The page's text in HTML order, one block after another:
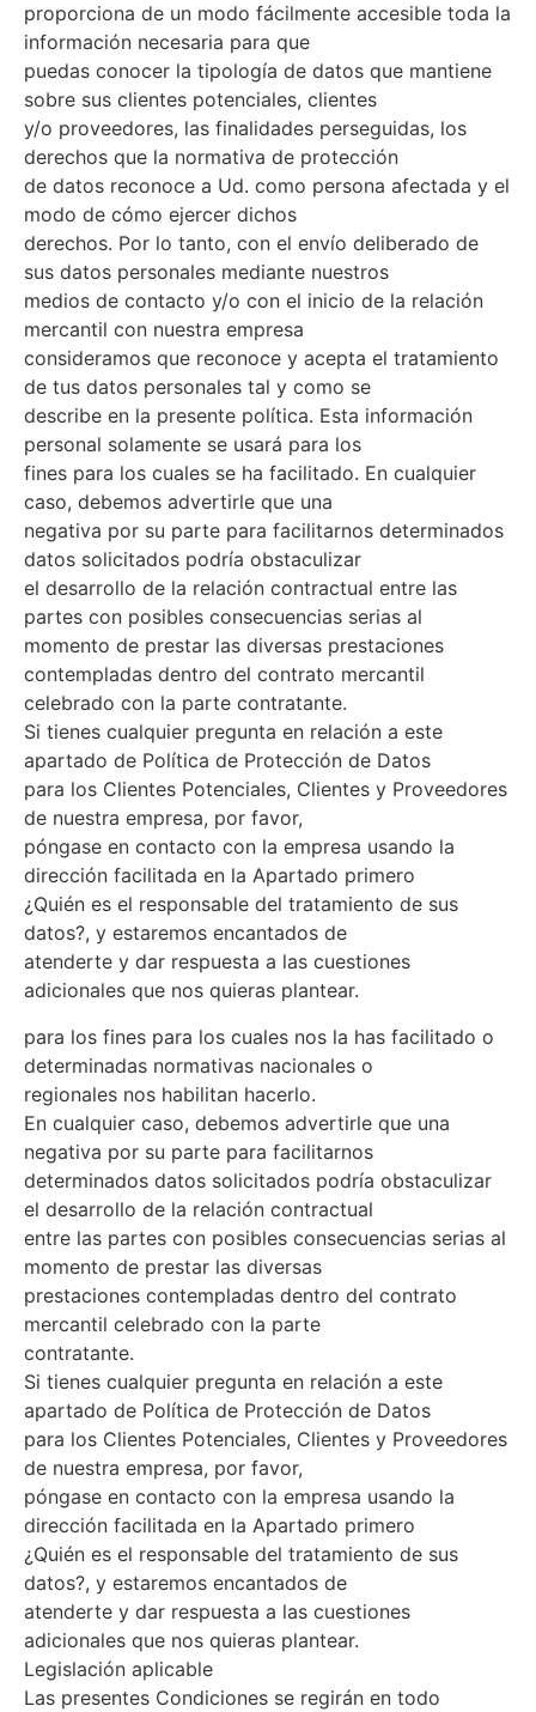
proporciona de un modo fácilmente accesible toda la
información necesaria para que
puedas conocer la tipología de datos que mantiene
sobre sus clientes potenciales, clientes
y/o proveedores, las finalidades perseguidas, los
derechos que la normativa de protección
de datos reconoce a Ud. como persona afectada y el
modo de cómo ejercer dichos
derechos. Por lo tanto, con el envío deliberado de
sus datos personales mediante nuestros
medios de contacto y/o con el inicio de la relación
mercantil con nuestra empresa
consideramos que reconoce y acepta el tratamiento
de tus datos personales tal y como se
describe en la presente política. Esta información
personal solamente se usará para los
fines para los cuales se ha facilitado. En cualquier
caso, debemos advertirle que una
negativa por su parte para facilitarnos determinados
datos solicitados podría obstaculizar
el desarrollo de la relación contractual entre las
partes con posibles consecuencias serias al
momento de prestar las diversas prestaciones
contempladas dentro del contrato mercantil
celebrado con la parte contratante.
Si tienes cualquier pregunta en relación a este
apartado de Política de Protección de Datos
para los Clientes Potenciales, Clientes y Proveedores
de nuestra empresa, por favor,
póngase en contacto con la empresa usando la
dirección facilitada en la Apartado primero
¿Quién es el responsable del tratamiento de sus
datos?, y estaremos encantados de
atenderte y dar respuesta a las cuestiones
adicionales que nos quieras plantear.
para los fines para los cuales nos la has facilitado o
determinadas normativas nacionales o
regionales nos habilitan hacerlo.
En cualquier caso, debemos advertirle que una
negativa por su parte para facilitarnos
determinados datos solicitados podría obstaculizar
el desarrollo de la relación contractual
entre las partes con posibles consecuencias serias al
momento de prestar las diversas
prestaciones contempladas dentro del contrato
mercantil celebrado con la parte
contratante.
Si tienes cualquier pregunta en relación a este
apartado de Política de Protección de Datos
para los Clientes Potenciales, Clientes y Proveedores
de nuestra empresa, por favor,
póngase en contacto con la empresa usando la
dirección facilitada en la Apartado primero
¿Quién es el responsable del tratamiento de sus
datos?, y estaremos encantados de
atenderte y dar respuesta a las cuestiones
adicionales que nos quieras plantear.
Legislación aplicable
Las presentes Condiciones se regirán en todo